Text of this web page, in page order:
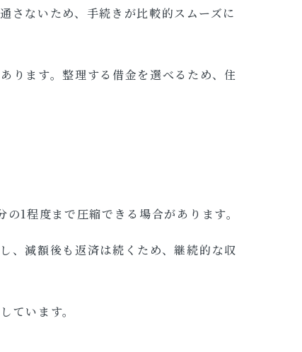
さないため、手続きが比較的スムーズに
ります。整理する借金を選べるため、住
1程度まで圧縮できる場合があります。
、減額後も返済は続くため、継続的な収
ています。